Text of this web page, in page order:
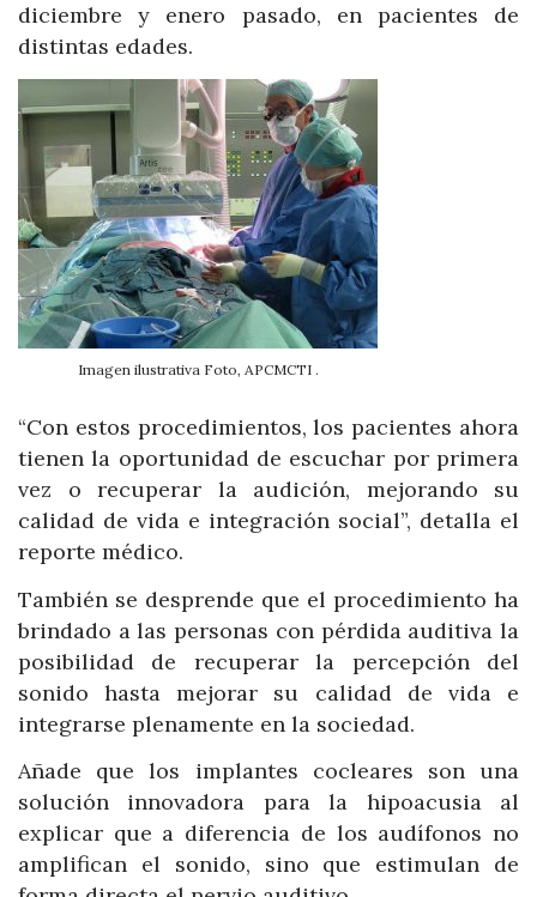
diciembre y enero pasado, en pacientes de
distintas edades.
Imagen ilustrativa Foto, APCMCTI .
“Con estos procedimientos, los pacientes ahora
tienen la oportunidad de escuchar por primera
vez o recuperar la audición, mejorando su
calidad de vida e integración social”, detalla el
reporte médico.
También se desprende que el procedimiento ha
brindado a las personas con pérdida auditiva la
posibilidad de recuperar la percepción del
sonido hasta mejorar su calidad de vida e
integrarse plenamente en la sociedad.
Añade que los implantes cocleares son una
solución innovadora para la hipoacusia al
explicar que a diferencia de los audífonos no
amplifican el sonido, sino que estimulan de